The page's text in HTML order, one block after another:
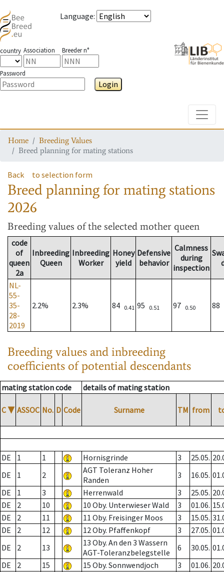
Language:
country Association Breeder n°
Password
Login
Home
Breeding Values
Breed planning for mating stations
Back to selection form
Breed planning for mating stations
2026
Breeding values of the selected mother queen
code
of
queen
2a
Inbreeding
Queen
Inbreeding
Worker
Honey
yield
Defensive
behavior
Calmness
during
inspection
NL-
55-
35-
28-
2019
2.2% 2.3% 84 0.41 95 0.51 97 0.50 88
Breeding values and inbreeding
coefficients of potential descendants
mating station code details of mating station
C ▼ ASSOC No. D Code Surname TM from
DE 1 1 Hornisgrinde 3 25.05.
DE
1 2
AGT Toleranz Hoher
Randen
3 16.05.
DE
1 3 Herrenwald 3 25.05.
DE
2 10 10 Oby. Unterwieser Wald 3 01.06.
DE
2 11 11 Oby. Freisinger Moos 3 15.05.
DE
2 12 12 Oby. Pfaffenkopf 3 27.05.
DE
2 13
13 Oby. An den 3 Wassern
AGT-Toleranzbelegstelle
6 30.05.
DE
2 15 15 Oby. Sonnwendjoch 3 01.06.